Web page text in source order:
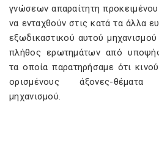
γνώσεων απαραίτητη
να ενταχθούν στις κατά τα άλλα
εξωδικαστικού αυτού
πλήθος ερωτημάτων από
τα οποία παρατηρήσαμε ότι
ορισμένους άξονες-
μηχανισμού.